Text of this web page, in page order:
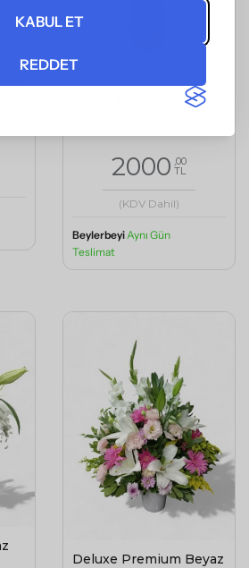
KABUL ET
REDDET
İthal Cam Vazoda 11
2000 ,00
TL
(KDV Dahil)
Beylerbeyi Aynı Gün
Teslimat
Deluxe Premium Beyaz